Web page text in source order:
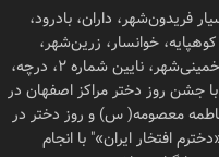
ثابت و سیار فریدون‌شهر، داران، بادرود،
خوانسار، زرین‌شهر،
شاهین‌شهر، علویجه، حبیب‌آباد، باغبادران، خمینی‌شهر، نایین شماره ۲، درچه،
جشن روز دختر مراکز اصفهان در
معصومه( س) و روز دختر در
افتخار ایران»" با انجام